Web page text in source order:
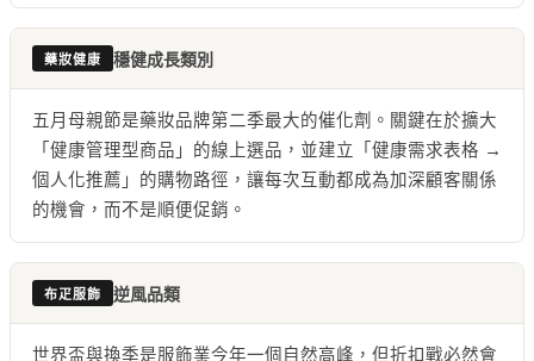
藥妝健康 穩健成長類別
五月母親節是藥妝品牌第二季最大的催化劑。關鍵在於擴大
「健康管理型商品」的線上選品，並建立「健康需求表格 →
個人化推薦」的購物路徑，讓每次互動都成為加深顧客關係
的機會，而不是順便促銷。
布疋服飾 逆風品類
世界盃與換季是服飾業今年一個自然高峰，但折扣戰必然會